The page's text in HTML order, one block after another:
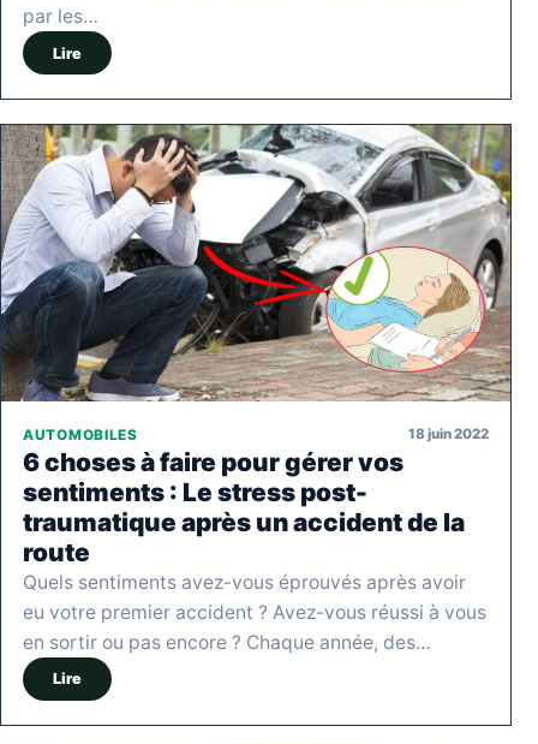
par les…
Lire
AUTOMOBILES 18 juin 2022
6 choses à faire pour gérer vos
sentiments : Le stress post-
traumatique après un accident de la
route
Quels sentiments avez-vous éprouvés après avoir
eu votre premier accident ? Avez-vous réussi à vous
en sortir ou pas encore ? Chaque année, des…
Lire